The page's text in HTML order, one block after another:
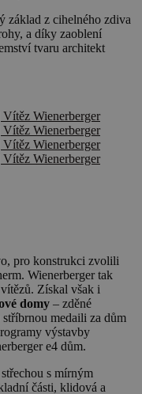
základ z cihelného zdiva
a díky zaoblení
tvaru architekt
pro konstrukci zvolili
Wienerberger tak
Získal však i
domy – zděné
medaili za dům
výstavby
e4 dům.
s mírným
části, klidová a